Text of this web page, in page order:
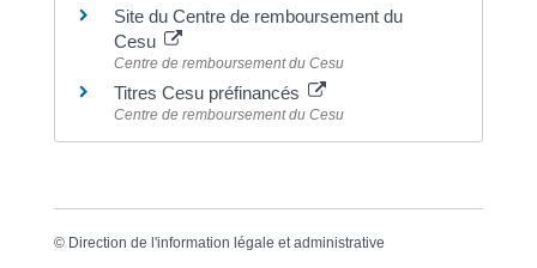
Site du Centre de remboursement du
Cesu
Centre de remboursement du Cesu
Titres Cesu préfinancés
Centre de remboursement du Cesu
© Direction de l'information légale et administrative